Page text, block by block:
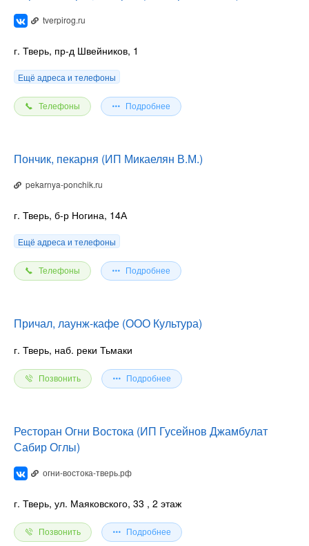
tverpirog.ru
г. Тверь, пр-д Швейников, 1
Ещё адреса и телефоны
Телефоны Подробнее
Пончик, пекарня (ИП Микаелян В.М.)
pekarnya-ponchik.ru
г. Тверь, б-р Ногина, 14А
Ещё адреса и телефоны
Телефоны Подробнее
Причал, лаунж-кафе (ООО Культура)
г. Тверь, наб. реки Тьмаки
Позвонить Подробнее
Ресторан Огни Востока (ИП Гусейнов Джамбулат
Сабир Оглы⁠)
огни-востока-тверь.рф
г. Тверь, ул. Маяковского, 33 , 2 этаж
Позвонить Подробнее